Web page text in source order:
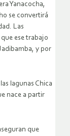
Yanacocha,
se convertirá
Las
ese trabajo
y por
lagunas Chica
nace a partir
que